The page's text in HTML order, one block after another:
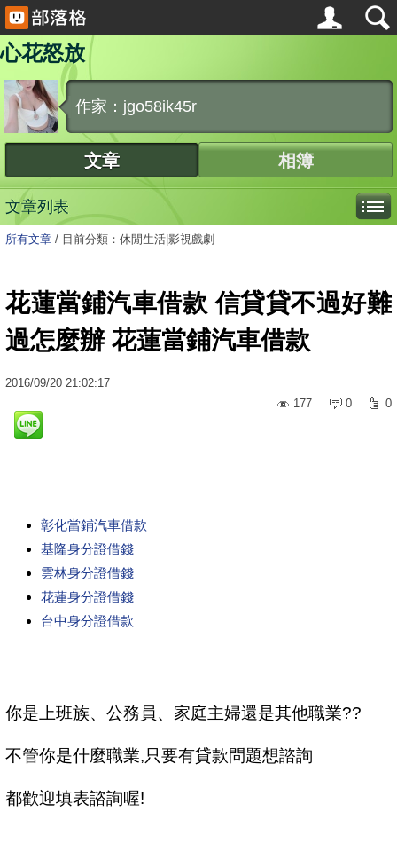
心花怒放
作家：jgo58ik45r
文章 相簿
文章列表
所有文章 / 目前分類：休閒生活|影視戲劇
花蓮當鋪汽車借款 信貸貸不過好難
過怎麼辦 花蓮當鋪汽車借款
2016/09/20 21:02:17
177
0 0
彰化當鋪汽車借款
基隆身分證借錢
雲林身分證借錢
花蓮身分證借錢
台中身分證借款
你是上班族、公務員、家庭主婦還是其他職業??
不管你是什麼職業,只要有貸款問題想諮詢
都歡迎填表諮詢喔!